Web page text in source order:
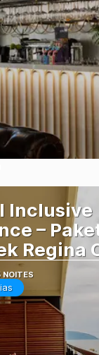
Inclusive
–
Regina
NOITES